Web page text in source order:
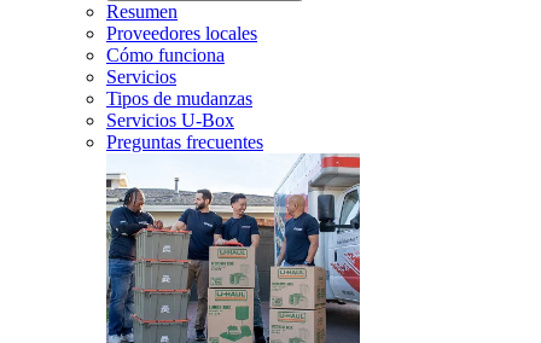
Resumen
Proveedores locales
Cómo funciona
Servicios
Tipos de mudanzas
Servicios U-Box
Preguntas frecuentes